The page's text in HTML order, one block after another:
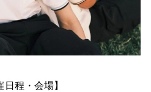
日程・会場】